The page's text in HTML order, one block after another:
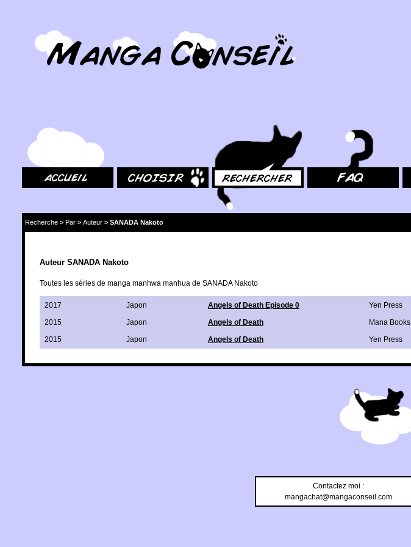
Recherche > Par > Auteur > SANADA Nakoto
Auteur SANADA Nakoto
Toutes les séries de manga manhwa manhua de SANADA Nakoto
2017 Japon Angels of Death Episode 0 Yen Press
2015
Japon Angels of Death Mana Books
2015
Japon Angels of Death Yen Press
Contactez moi :
mangachat@mangaconseil.com